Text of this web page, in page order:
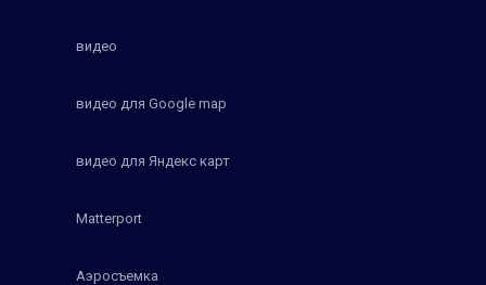
видео
видео для Google map
видео для Яндекс карт
Matterport
Аэросъемка